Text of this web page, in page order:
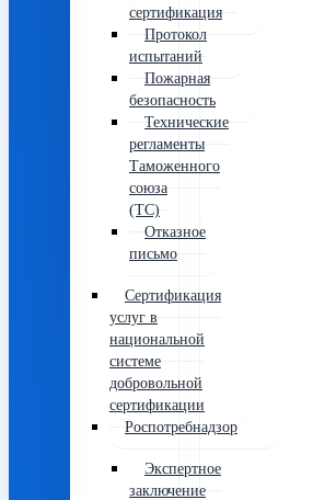
сертификация
Протокол
испытаний
Пожарная
безопасность
Технические
регламенты
Таможенного
союза
(ТС)
Отказное
письмо
Сертификация
услуг в
национальной
системе
добровольной
сертификации
Роспотребнадзор
Экспертное
заключение